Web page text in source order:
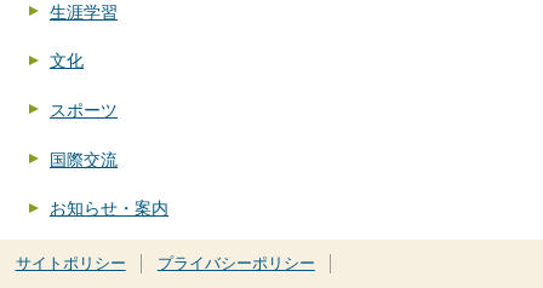
生涯学習
文化
スポーツ
国際交流
お知らせ・案内
サイトポリシー プライバシーポリシー